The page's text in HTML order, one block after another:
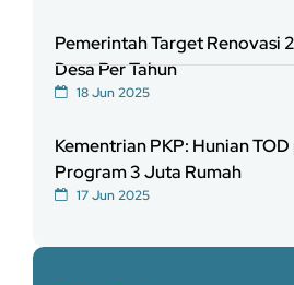
Pemerintah Target Renovasi
Desa Per Tahun
18 Jun 2025
Kementrian PKP: Hunian
Program 3 Juta Rumah
17 Jun 2025